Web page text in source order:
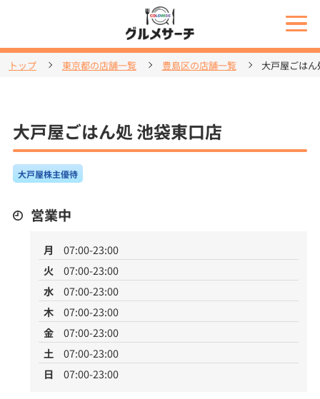
トップ 東京都の店舗一覧 豊島区の店舗一覧 大戸屋ごは
大戸屋ごはん処 池袋東口店
大戸屋株主優待
営業中
月
07:00-23:00
火
07:00-23:00
水
07:00-23:00
木
07:00-23:00
金
07:00-23:00
土
07:00-23:00
日
07:00-23:00